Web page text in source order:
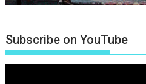
Subscribe on YouTube